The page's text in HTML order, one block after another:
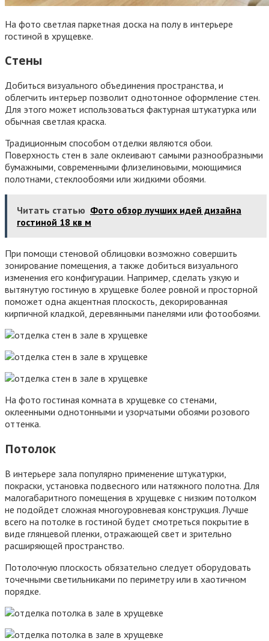
На фото светлая паркетная доска на полу в интерьере
гостиной в хрущевке.
Стены
Добиться визуального объединения пространства, и
облегчить интерьер позволит однотонное оформление стен.
Для этого может использоваться фактурная штукатурка или
обычная светлая краска.
Традиционным способом отделки являются обои.
Поверхность стен в зале оклеивают самыми разнообразными
бумажными, современными флизелиновыми, моющимися
полотнами, стеклообоями или жидкими обоями.
Читать статью Фото обзор лучших идей дизайна
гостиной 18 кв м
При помощи стеновой облицовки возможно совершить
зонирование помещения, а также добиться визуального
изменения его конфигурации. Например, сделать узкую и
вытянутую гостиную в хрущевке более ровной и просторной
поможет одна акцентная плоскость, декорированная
кирпичной кладкой, деревянными панелями или фотообоями.
На фото гостиная комната в хрущевке со стенами,
оклеенными однотонными и узорчатыми обоями розового
оттенка.
Потолок
В интерьере зала популярно применение штукатурки,
покраски, установка подвесного или натяжного полотна. Для
малогабаритного помещения в хрущевке с низким потолком
не подойдет сложная многоуровневая конструкция. Лучше
всего на потолке в гостиной будет смотреться покрытие в
виде глянцевой пленки, отражающей свет и зрительно
расширяющей пространство.
Потолочную плоскость обязательно следует оборудовать
точечными светильниками по периметру или в хаотичном
порядке.